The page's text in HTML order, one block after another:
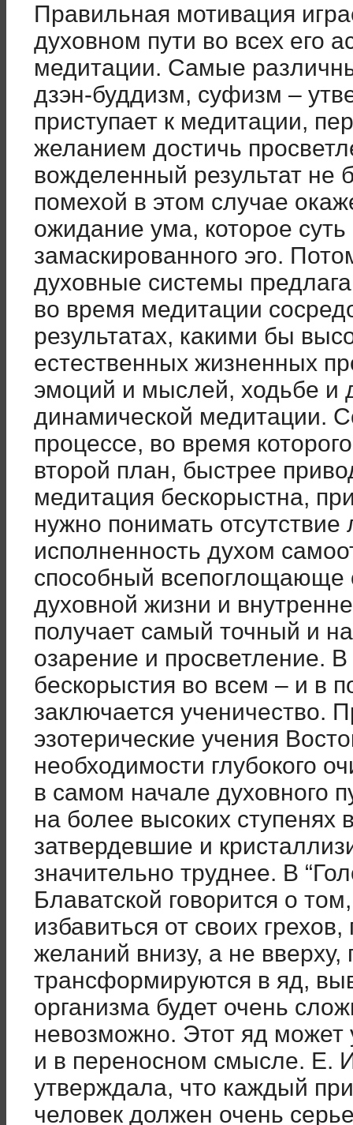
Правильная мотивация
духовном пути во всех его
медитации. Самые
дзэн-буддизм, суфизм –
приступает к медитации,
желанием достичь
вожделенный результат не
помехой в этом случае
ожидание ума, которое
замаскированного эго.
духовные системы
во время медитации
результатах, какими бы
естественных жизненных
эмоций и мыслей, ходьбе и
динамической медитации.
процессе, во время
второй план, быстрее
медитация бескорыстна,
нужно понимать
исполненность духом
способный всепоглощающе
духовной жизни и
получает самый точный и
озарение и просветление.
бескорыстия во всем – и в
заключается ученичество.
эзотерические учения
необходимости глубокого
в самом начале духовного
на более высоких ступенях
затвердевшие и
значительно труднее. В
Блаватской говорится о
избавиться от своих
желаний внизу, а не вверху,
трансформируются в яд,
организма будет очень
невозможно. Этот яд может
и в переносном смысле. Е.
утверждала, что каждый
человек должен очень